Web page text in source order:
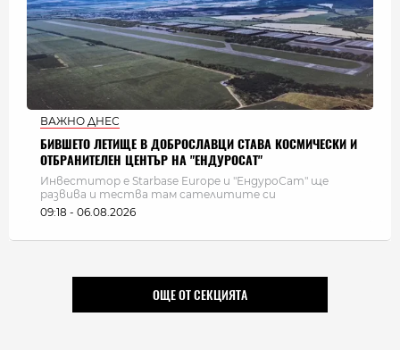
ВАЖНО ДНЕС
БИВШЕТО ЛЕТИЩЕ В ДОБРОСЛАВЦИ СТАВА КОСМИЧЕСКИ И
ОТБРАНИТЕЛЕН ЦЕНТЪР НА "ЕНДУРОСАТ"
Инвеститор е Starbase Europe и "ЕндуроСат" ще
развива и тества там сателитите си
09:18 - 06.08.2026
ОЩЕ ОТ СЕКЦИЯТА